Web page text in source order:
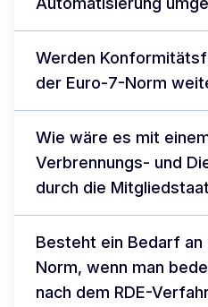
Werden
der Euro-7-Norm
Wie wäre es mit
Verbrennungs- und
durch die
Besteht ein Bedarf
Norm, wenn man
nach dem RDE-